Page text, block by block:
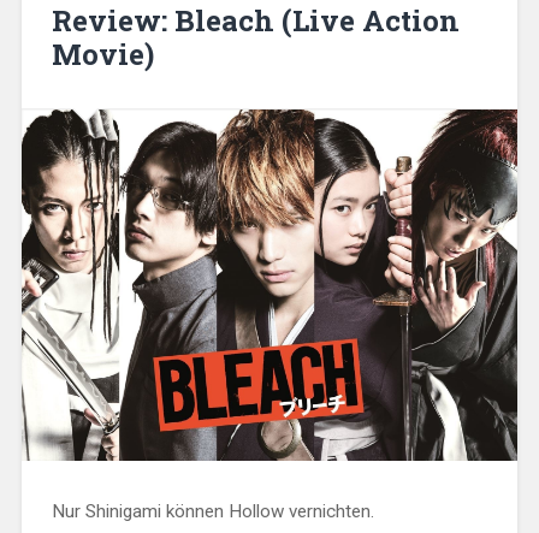
in
Abyss“
Review: Bleach (Live Action
Movie)
Nur Shinigami können Hollow vernichten.